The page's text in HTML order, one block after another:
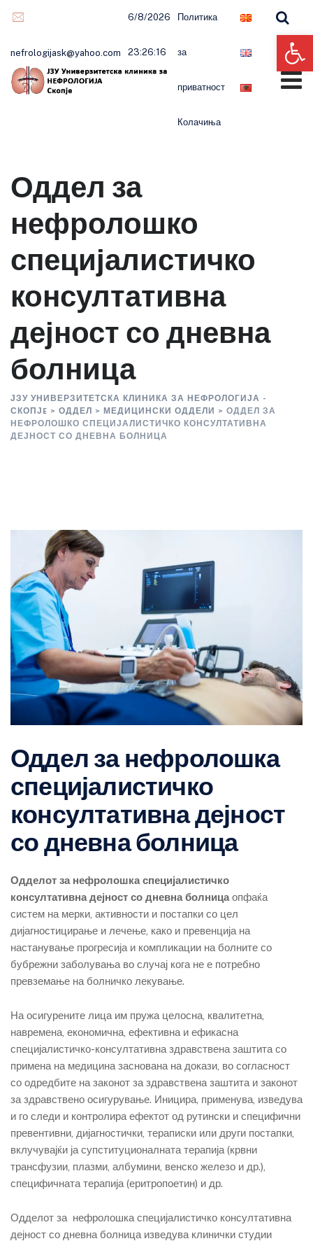
nefrologijask@yahoo.com
6/8/2026
23:26:17
Политика
за
приватност
Колачиња
Оддел за
нефролошко
специјалистичко
консултативна
дејност со дневна
болница
ЈЗУ УНИВЕРЗИТЕТСКА КЛИНИКА ЗА НЕФРОЛОГИЈА -
СКОПЈE > ОДДЕЛ > МЕДИЦИНСКИ ОДДЕЛИ > ОДДЕЛ ЗА
НЕФРОЛОШКО СПЕЦИЈАЛИСТИЧКО КОНСУЛТАТИВНА
ДЕЈНОСТ СО ДНЕВНА БОЛНИЦА
Оддел за нефролошка
специјалистичко
консултативна дејност
со дневна болница
Одделот за нефролошка специјалистичко
консултативна дејност со дневна болница опфаќа
систем на мерки, активности и постапки со цел
дијагностицирање и лечење, како и превенција на
настанување прогресија и компликации на болните со
бубрежни заболувања во случај кога не е потребно
превземање на болничко лекување.
На осигурените лица им пружа целосна, квалитетна,
навремена, економична, ефективна и ефикасна
специјалистичко-консултативна здравствена заштита со
примена на медицина заснована на докази, во согласност
со одредбите на законот за здравствена заштита и законот
за здравствено осигурување. Иницира, применува, изведува
и го следи и контролира ефектот од рутински и специфични
превентивни, дијагностички, тераписки или други постапки,
вклучувајќи ја супституционалната терапија (крвни
трансфузии, плазми, албумини, венско железо и др.),
специфичната терапија (еритропоетин) и др.
Одделот за нефролошка специјалистичко консултативна
дејност со дневна болница изведува клинички студии